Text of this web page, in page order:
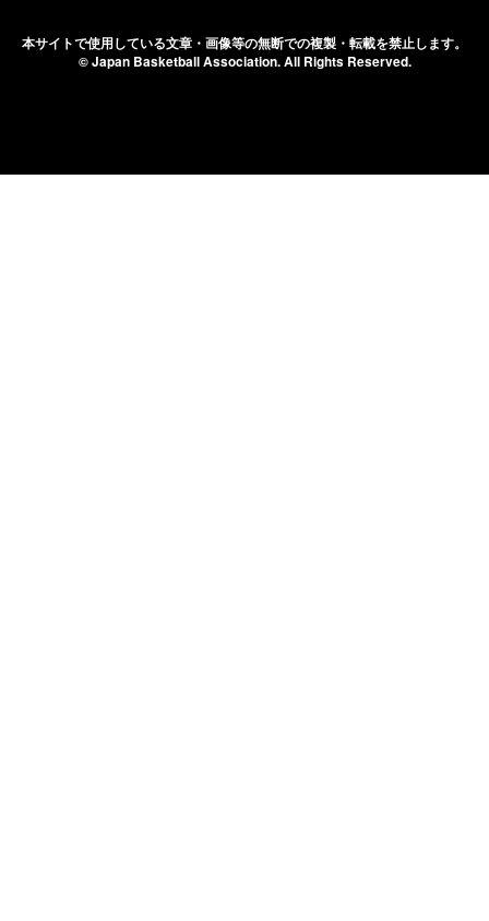
本サイトで使用している文章・画像等の無断での複製・転載を禁止します。
© Japan Basketball Association.All Rights Reserved.